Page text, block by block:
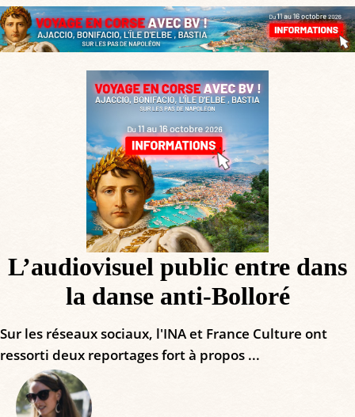
L’audiovisuel public entre dans
la danse anti-Bolloré
Sur les réseaux sociaux, l'INA et France Culture ont
ressorti deux reportages fort à propos ...